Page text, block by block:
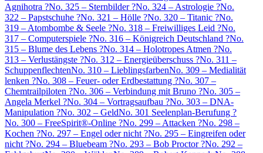
Agnihotra ?No. 325 – Sternbilder ?No. 324 – Astrologie ?No.
322 – Papstschuhe ?No. 321 – Hölle ?No. 320 – Titanic ?No.
319 – Atombombe & Seele ?No. 318 – Freiwilliges Leid ?No.
317 – Computerspiele ?No. 316 – Königreich Deutschland ?No.
315 – Blume des Lebens ?No. 314 – Holotropes Atmen ?No.
313 – Verlustängste ?No. 312 – Energieüberschuss ?No. 311 –
SchuppenflechtenNo. 310 – LieblingsfarbenNo. 309 – Medialität
lenken ?No. 308 – Feuer- oder Erdbestattung ?No. 307 –
Chemtrailpiloten ?No. 306 – Verbindung mit Bruno ?No. 305 –
Angela Merkel ?No. 304 – Vortragsaufbau ?No. 303 – DNA-
Manipulation ?No. 302 – GeldNo. 301 Seelenplan-Berufung ?
No. 300 – FreeSpirit®-Online ?No. 299 – Attacken ?No. 298 –
Kochen ?No. 297 – Engel oder nicht ?No. 295 – Eingreifen oder
nicht ?No. 294 – Bluebeam ?No. 293 – Bob Proctor ?No. 292 –